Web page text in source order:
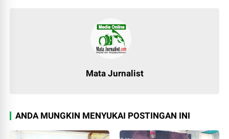
Mata Jurnalist
ANDA MUNGKIN MENYUKAI POSTINGAN INI